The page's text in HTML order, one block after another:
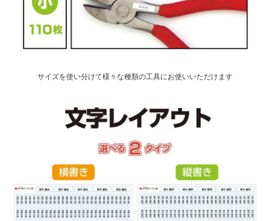
サイズを使い分けて様々な種類の工具にお使いいただけます